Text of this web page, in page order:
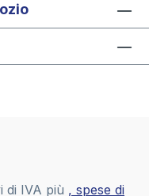
di IVA più , spese di